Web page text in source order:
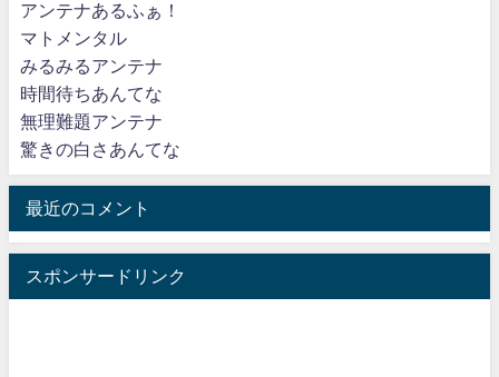
アンテナあるふぁ！
マトメンタル
みるみるアンテナ
時間待ちあんてな
無理難題アンテナ
驚きの白さあんてな
最近のコメント
スポンサードリンク